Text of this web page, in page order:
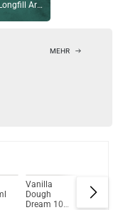
by MaZa
Cat
MEHR
Vanilla
Dough
Dream 10ml
Fruit
10ml